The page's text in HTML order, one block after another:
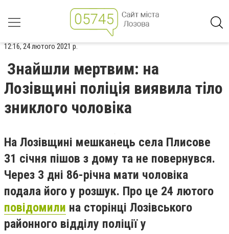
12:16, 24 лютого 2021 р.
Знайшли мертвим: на
Лозівщині поліція виявила тіло
зниклого чоловіка
На Лозівщині мешканець села Плисове
31 січня пішов з дому та не повернувся.
Через 3 дні 86-річна мати чоловіка
подала його у розшук. Про це 24 лютого
повідомили на сторінці Лозівського
районного відділу поліції у